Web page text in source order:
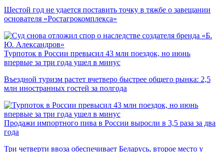
Шестой год не удается поставить точку в тяжбе о завещании
основателя «Ростагрокомплекса»
Турпоток в России превысил 43 млн поездок, но июнь
впервые за три года ушел в минус
Въездной туризм растет вчетверо быстрее общего рынка: 2,5
млн иностранных гостей за полгода
Продажи импортного пива в России выросли в 3,5 раза за два
года
Три четверти ввоза обеспечивает Беларусь, второе место у